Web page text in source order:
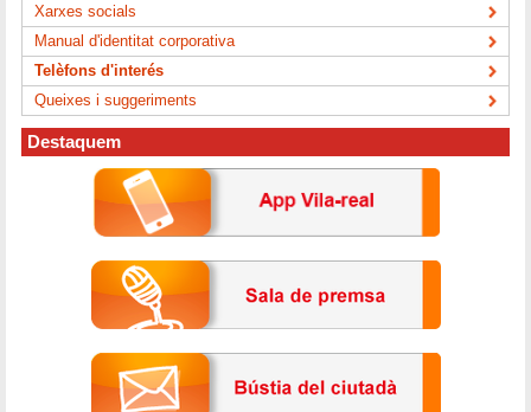
Xarxes socials
Manual d'identitat corporativa
Telèfons d'interés
Queixes i suggeriments
Destaquem